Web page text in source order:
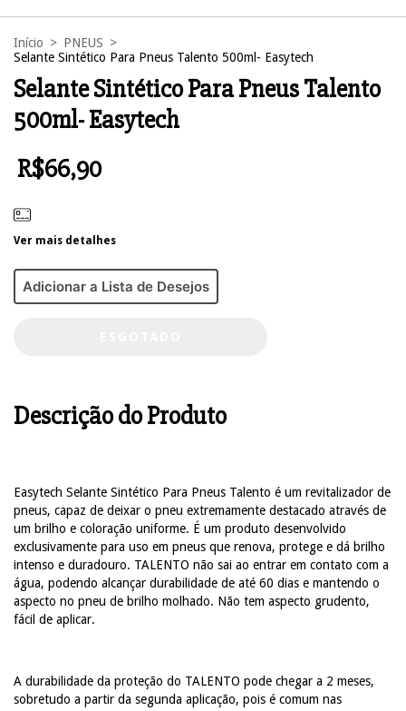
Início > PNEUS >
Selante Sintético Para Pneus Talento 500ml- Easytech
Selante Sintético Para Pneus Talento
500ml- Easytech
R$66,90
Ver mais detalhes
Adicionar a Lista de Desejos
Descrição do Produto
Easytech Selante Sintético Para Pneus Talento é um revitalizador de
pneus, capaz de deixar o pneu extremamente destacado através de
um brilho e coloração uniforme. É um produto desenvolvido
exclusivamente para uso em pneus que renova, protege e dá brilho
intenso e duradouro. TALENTO não sai ao entrar em contato com a
água, podendo alcançar durabilidade de até 60 dias e mantendo o
aspecto no pneu de brilho molhado. Não tem aspecto grudento,
fácil de aplicar.
A durabilidade da proteção do TALENTO pode chegar a 2 meses,
sobretudo a partir da segunda aplicação, pois é comum nas